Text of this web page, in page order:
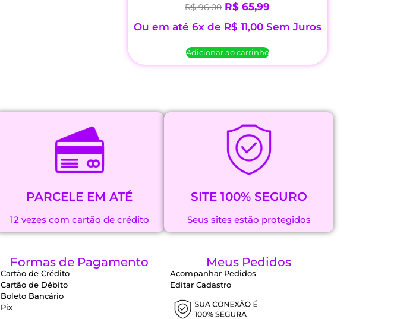
R$96,00 R$ 65,99
Ou em até 6x de R$ 11,00 Sem Juros
Adicionar ao carrinho
PARCELE EM ATÉ
12 vezes com cartão de crédito
SITE 100% SEGURO
Seus sites estão protegidos
Formas de Pagamento
Cartão de Crédito
Cartão de Débito
Boleto Bancário
Pix
Meus Pedidos
Acompanhar Pedidos
Editar Cadastro